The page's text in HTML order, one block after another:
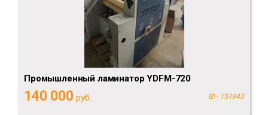
Промышленный ламинатор YDFM-720
140 000 руб. ID - 151943